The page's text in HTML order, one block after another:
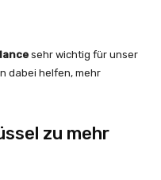
sehr wichtig für unser
dabei helfen, mehr
zu mehr